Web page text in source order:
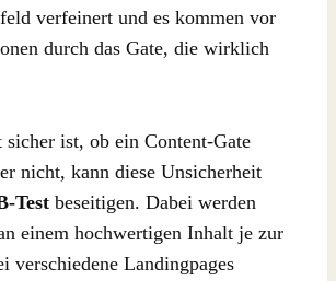
verfeinert und es kommen vor
durch das Gate, die wirklich
ist, ob ein Content-Gate
nicht, kann diese Unsicherheit
Test beseitigen. Dabei werden
einem hochwertigen Inhalt je zur
verschiedene Landingpages